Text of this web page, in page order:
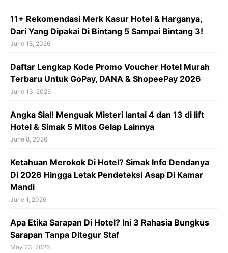
11+ Rekomendasi Merk Kasur Hotel & Harganya,
Dari Yang Dipakai Di Bintang 5 Sampai Bintang 3!
June 18, 2026
Daftar Lengkap Kode Promo Voucher Hotel Murah
Terbaru Untuk GoPay, DANA & ShopeePay 2026
June 13, 2026
Angka Sial! Menguak Misteri lantai 4 dan 13 di lift
Hotel & Simak 5 Mitos Gelap Lainnya
June 8, 2026
Ketahuan Merokok Di Hotel? Simak Info Dendanya
Di 2026 Hingga Letak Pendeteksi Asap Di Kamar
Mandi
June 1, 2026
Apa Etika Sarapan Di Hotel? Ini 3 Rahasia Bungkus
Sarapan Tanpa Ditegur Staf
May 23, 2026